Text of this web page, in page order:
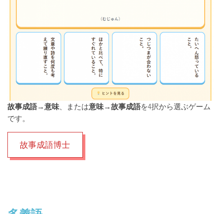
故事成語→意味、または意味→故事成語を4択から選ぶゲーム
です。
故事成語博士